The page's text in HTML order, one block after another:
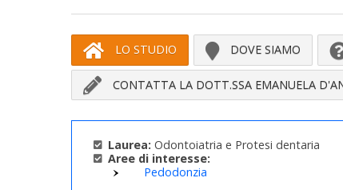
LO STUDIO DOVE SIAMO
CONTATTA LA DOTT.SSA EMANUELA
Laurea: Odontoiatria e Protesi dentaria
Aree di interesse:
Pedodonzia